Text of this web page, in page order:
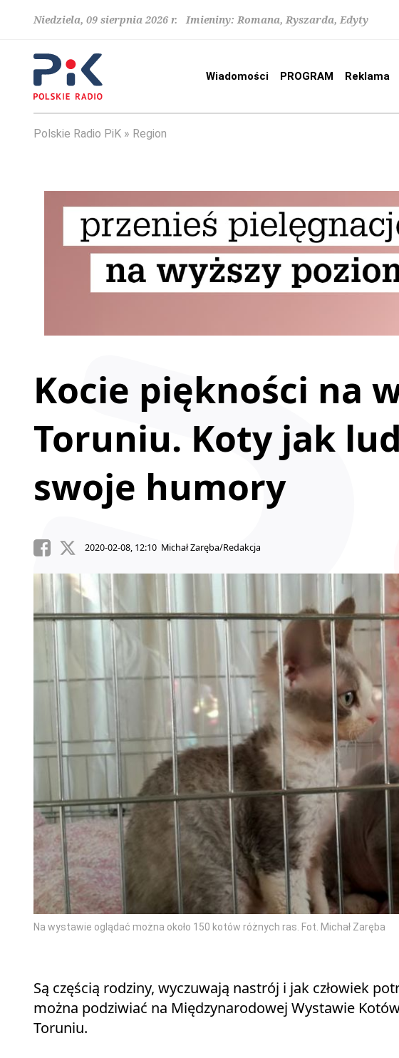
Niedziela, 09 sierpnia 2026 r. Imieniny: Romana, Ryszarda, Edyty
Wiadomości PROGRAM Reklama
Polskie Radio PiK Region
Kocie piękności na
Toruniu. Koty jak
swoje humory
2020-02-08, 12:10 Michał Zaręba/Redakcja
Na wystawie oglądać można około 150 kotów różnych ras. Fot. Michał Zaręba
Są częścią rodziny, wyczuwają nastrój i jak człowiek
można podziwiać na Międzynarodowej Wystawie
Toruniu.